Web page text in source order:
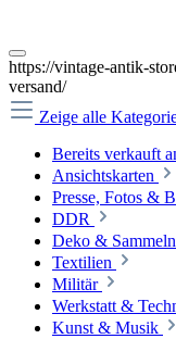
https://vintage-antik-
versand/
Zeige alle
Bereits verkauft
Ansichtskarten
Presse, Fotos &
DDR
Deko & Sammeln
Textilien
Militär
Werkstatt &
Kunst & Musik